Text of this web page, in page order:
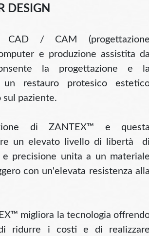
DESIGN
CAD / CAM
e produzione assistita
la progettazione e
un restauro protesico
sul paziente.
di ZANTEX™ e
un elevato livello di libertà
e precisione unita a un
con un'elevata resistenza
migliora la tecnologia
ridurre i costi e di